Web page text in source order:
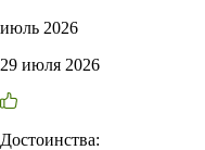
июль 2026
29 июля 2026
Достоинства: